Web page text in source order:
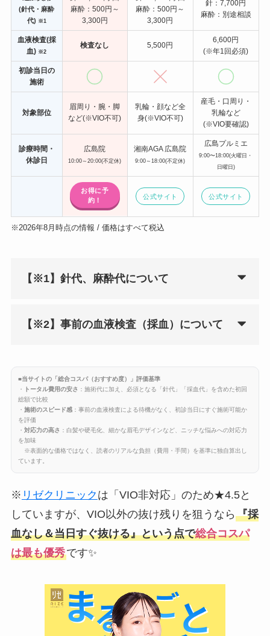
(針代・麻酔
代) ※1
麻酔：500円～
3,300円
麻酔：500円～
3,300円
針：7,700円
麻酔：別途相談
血液検査(採
血) ※2
検査なし 5,500円
6,600円
(※年1回必須)
初診当日の
施術
対象部位
眉周り・腕・脚
など(※VIO不可)
乳輪・顔など全
身(※VIO不可)
産毛・口周り・
乳輪など
(※VIO要確認)
診療時間・
休診日
広島院
10:00～20:00(不定休)
湘南AGA 広島院
9:00～18:00(不定休)
広島プルミエ
9:00〜18:00(火曜日・
日曜日)
お得に予
約！
公式サイト 公式サイト
※2026年8月時点の情報 / 価格はすべて税込
【※1】針代、麻酔代について
【※2】事前の血液検査（採血）について
■当サイトの「総合コスパ（おすすめ度）」評価基準
・
トータル費用の安さ ：施術代に加え、必須となる「針代」「採血代」を含めた初回
総額で比較
・ 施術のスピード感：事前の血液検査による待機がなく、初診当日にすぐ施術可能か
を評価
・ 対応力の高さ ：白髪や硬毛化、細かな眉毛デザインなど、ニッチな悩みへの対応力
を加味
※表面的な価格ではなく、読者のリアルな負担（費用・手間）を基準に独自算出し
ています。
※ リゼクリニック は「VIO非対応」のため★4.5と
していますが、VIO以外の抜け残りを狙うなら 『採
血なし＆当日すぐ抜ける』という点で総合コスパ
は最も優秀です✨